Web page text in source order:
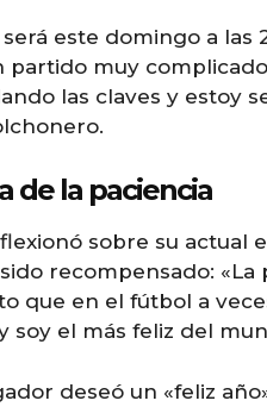
este domingo a las
partido muy
las claves y estoy
de la paciencia
sobre su actual
recompensado:
que en el fútbol a
soy el más feliz del
deseó un «feliz